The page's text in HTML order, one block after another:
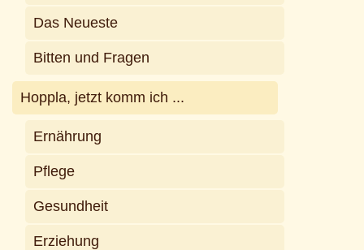
Das Neueste
Bitten und Fragen
Hoppla, jetzt komm ich ...
Ernährung
Pflege
Gesundheit
Erziehung